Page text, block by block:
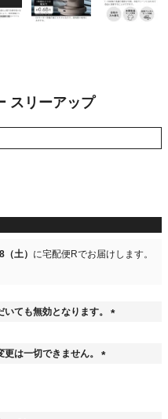
スリーアップ
土） に宅配便Rでお届けします。
ても無効となります。
は一切できません。